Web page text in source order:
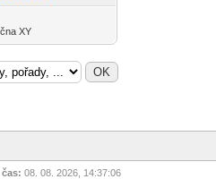
XY
08. 08. 2026, 14:37:06